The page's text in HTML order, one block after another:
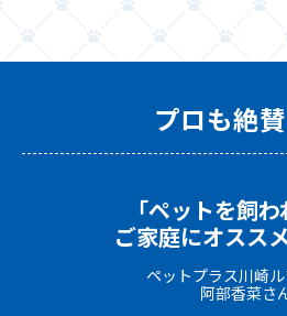
プロも絶賛
「ペットを飼
ご家庭にオスス
ペットプラス川崎
阿部香菜さ